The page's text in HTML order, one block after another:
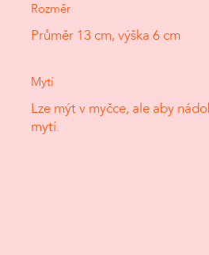
Rozměr
Průměr 13 cm, výška 6 cm
Mytí
Lze mýt v myčce, ale aby
mytí.